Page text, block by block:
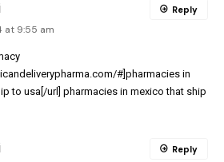
at 9:55 am
#]pharmacies in
to usa[/url] pharmacies in mexico that ship
Reply
Reply